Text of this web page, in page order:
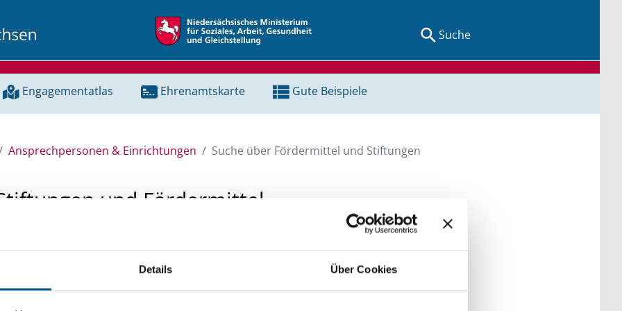
Details Über Cookies
Suche
Engagementatlas Ehrenamtskarte Gute Beispiele
Ansprechpersonen & Einrichtungen Suche über Fördermittel und Stiftungen
und Fördermittel
und Stiftungsdatenbank recherchieren. Bei der Suche bitte die Groß- und